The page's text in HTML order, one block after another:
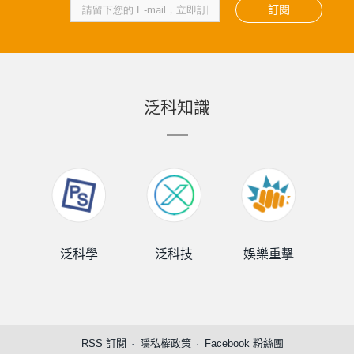
訂閱
泛科知識
泛科學 泛科技 娛樂重擊
RSS 訂閱 隱私權政策 Facebook 粉絲團